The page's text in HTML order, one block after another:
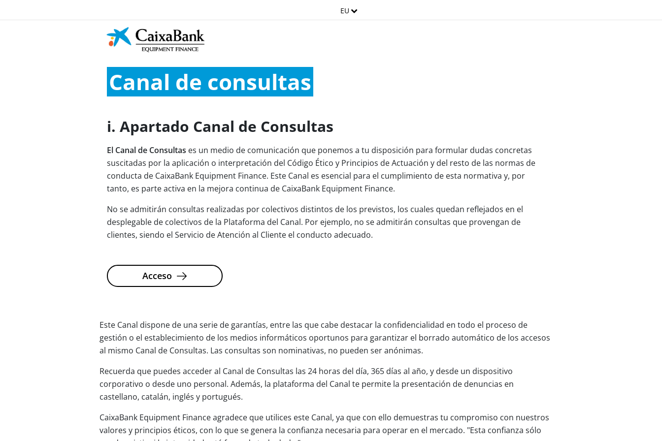
EU
Canal de consultas
i. Apartado Canal de Consultas
El Canal de Consultas es un medio de comunicación que ponemos a tu disposición para formular dudas concretas
suscitadas por la aplicación o interpretación del Código Ético y Principios de Actuación y del resto de las normas de
conducta de CaixaBank Equipment Finance. Este Canal es esencial para el cumplimiento de esta normativa y, por
tanto, es parte activa en la mejora continua de CaixaBank Equipment Finance.
No se admitirán consultas realizadas por colectivos distintos de los previstos, los cuales quedan reflejados en el
desplegable de colectivos de la Plataforma del Canal. Por ejemplo, no se admitirán consultas que provengan de
clientes, siendo el Servicio de Atención al Cliente el conducto adecuado.
Acceso
Este Canal dispone de una serie de garantías, entre las que cabe destacar la confidencialidad en todo el proceso de
gestión o el establecimiento de los medios informáticos oportunos para garantizar el borrado automático de los accesos
al mismo Canal de Consultas. Las consultas son nominativas, no pueden ser anónimas.
Recuerda que puedes acceder al Canal de Consultas las 24 horas del día, 365 días al año, y desde un dispositivo
corporativo o desde uno personal. Además, la plataforma del Canal te permite la presentación de denuncias en
castellano, catalán, inglés y portugués.
CaixaBank Equipment Finance agradece que utilices este Canal, ya que con ello demuestras tu compromiso con nuestros
valores y principios éticos, con lo que se genera la confianza necesaria para operar en el mercado. "Esta confianza sólo